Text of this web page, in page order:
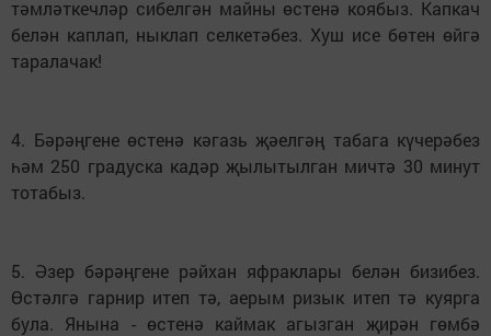
тәмләткечләр сибелгән майны өстенә коябыз. Капкач
белән каплап, ныклап селкетәбез. Хуш исе бөтен өйгә
таралачак!
4. Бәрәңгене өстенә кәгазь җәелгәң табага күчерәбез
һәм 250 градуска кадәр җылытылган мичтә 30 минут
тотабыз.
5. Әзер бәрәңгене рәйхан яфраклары белән бизибез.
Өстәлгә гарнир итеп тә, аерым ризык итеп тә куярга
була. Янына - өстенә каймак агызган җирән гөмбә